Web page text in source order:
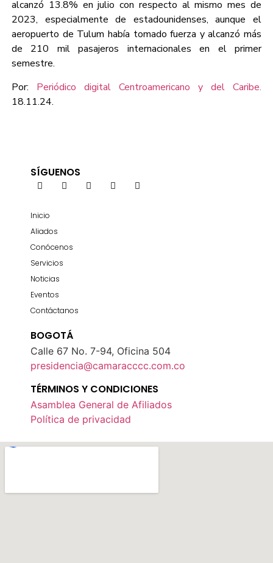
alcanzó 13.8% en julio con respecto al mismo mes de
2023, especialmente de estadounidenses, aunque el
aeropuerto de Tulum había tomado fuerza y alcanzó más
de 210 mil pasajeros internacionales en el primer
semestre.
Por: Periódico digital Centroamericano y del Caribe.
18.11.24.
SÍGUENOS
Inicio
Aliados
Conócenos
Servicios
Noticias
Eventos
Contáctanos
BOGOTÁ
Calle 67 No. 7-94, Oficina 504
presidencia@camaracccc.com.co
TÉRMINOS Y CONDICIONES
Asamblea General de Afiliados
Política de privacidad